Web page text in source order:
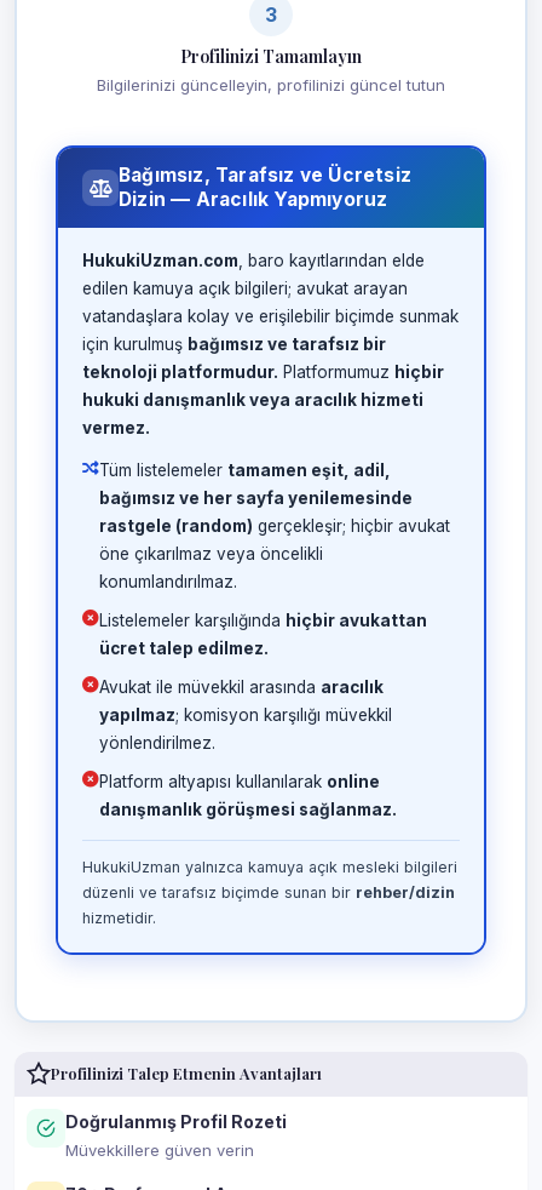
3
Profilinizi Tamamlayın
Bilgilerinizi güncelleyin, profilinizi güncel tutun
Bağımsız, Tarafsız ve Ücretsiz
Dizin — Aracılık Yapmıyoruz
HukukiUzman.com , baro kayıtlarından elde
edilen kamuya açık bilgileri; avukat arayan
vatandaşlara kolay ve erişilebilir biçimde sunmak
için kurulmuş bağımsız ve tarafsız bir
teknoloji platformudur. Platformumuz hiçbir
hukuki danışmanlık veya aracılık hizmeti
vermez.
Tüm listelemeler tamamen eşit, adil,
bağımsız ve her sayfa yenilemesinde
rastgele (random) gerçekleşir; hiçbir avukat
öne çıkarılmaz veya öncelikli
konumlandırılmaz.
Listelemeler karşılığında hiçbir avukattan
ücret talep edilmez.
Avukat ile müvekkil arasında aracılık
yapılmaz; komisyon karşılığı müvekkil
yönlendirilmez.
Platform altyapısı kullanılarak online
danışmanlık görüşmesi sağlanmaz.
HukukiUzman yalnızca kamuya açık mesleki bilgileri
düzenli ve tarafsız biçimde sunan bir rehber/dizin
hizmetidir.
Profilinizi Talep Etmenin Avantajları
Doğrulanmış Profil Rozeti
Müvekkillere güven verin